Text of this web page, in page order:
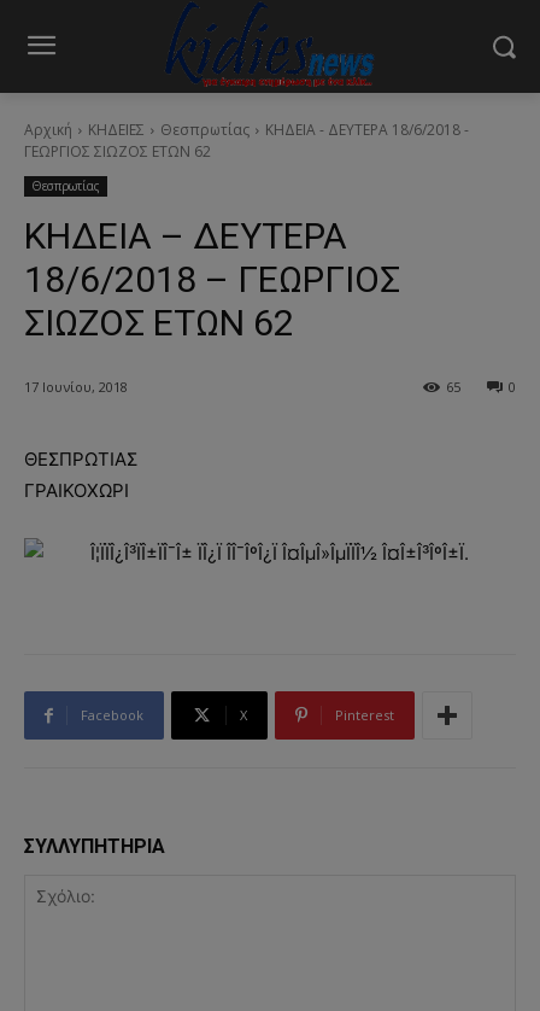
Αρχική ΚΗΔΕΙΕΣ Θεσπρωτίας
ΚΗΔΕΙΑ - ΔΕΥΤΕΡΑ 18/6/2018 -
ΓΕΩΡΓΙΟΣ ΣΙΩΖΟΣ ΕΤΩΝ 62
Θεσπρωτίας
ΚΗΔΕΙΑ – ΔΕΥΤΕΡΑ
18/6/2018 – ΓΕΩΡΓΙΟΣ
ΣΙΩΖΟΣ ΕΤΩΝ 62
17 Ιουνίου, 2018 0
65
ΘΕΣΠΡΩΤΙΑΣ
ΓΡΑΙΚΟΧΩΡΙ
Facebook X Pinterest
ΣΥΛΛΥΠΗΤΗΡΙΑ